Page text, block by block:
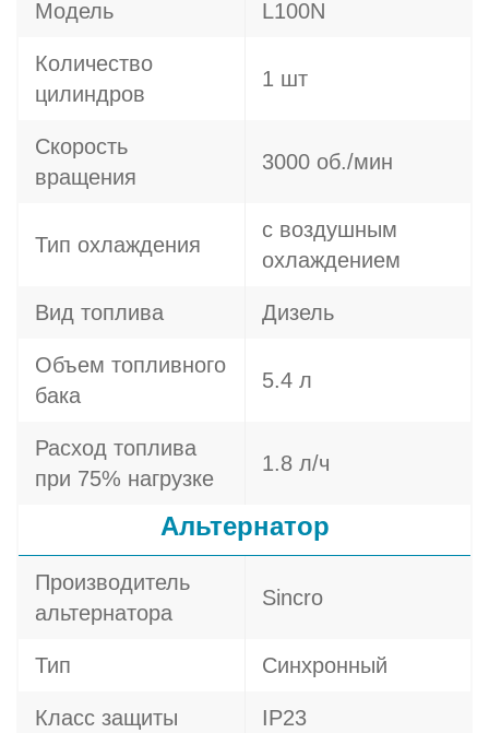
Модель L100N
Количество
цилиндров
1 шт
Скорость
вращения
3000 об./мин
Тип охлаждения
с воздушным
охлаждением
Вид топлива Дизель
Объем топливного
бака
5.4 л
Расход топлива
при 75% нагрузке
1.8 л/ч
Альтернатор
Производитель
альтернатора
Sincro
Тип Синхронный
Класс защиты IP23